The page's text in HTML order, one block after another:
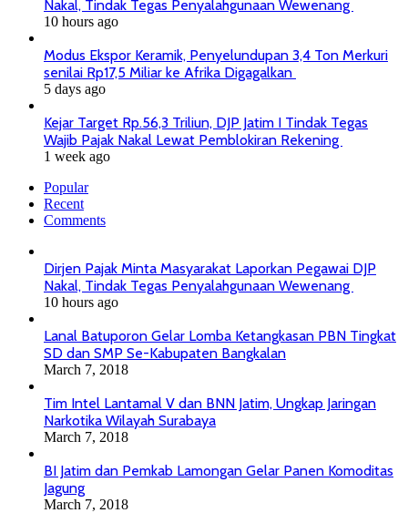
Nakal, Tindak Tegas Penyalahgunaan Wewenang
10 hours ago
Modus Ekspor Keramik, Penyelundupan 3,4 Ton Merkuri
senilai Rp17,5 Miliar ke Afrika Digagalkan
5 days ago
Kejar Target Rp.56,3 Triliun, DJP Jatim I Tindak Tegas
Wajib Pajak Nakal Lewat Pemblokiran Rekening
1 week ago
Popular
Recent
Comments
Dirjen Pajak Minta Masyarakat Laporkan Pegawai DJP
Nakal, Tindak Tegas Penyalahgunaan Wewenang
10 hours ago
Lanal Batuporon Gelar Lomba Ketangkasan PBN Tingkat
SD dan SMP Se-Kabupaten Bangkalan
March 7, 2018
Tim Intel Lantamal V dan BNN Jatim, Ungkap Jaringan
Narkotika Wilayah Surabaya
March 7, 2018
BI Jatim dan Pemkab Lamongan Gelar Panen Komoditas
Jagung
March 7, 2018